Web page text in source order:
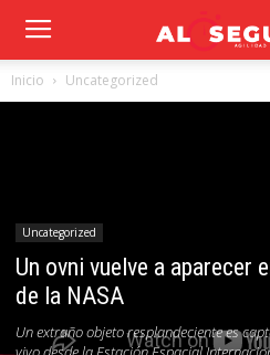
Inicio Uncategorized
Uncategorized
Un ovni vuelve a aparecer
de la NASA
Un extraño objeto resplandeciente es